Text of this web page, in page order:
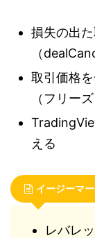
損失の出
（
取引価格
（フリー
える
イージーマ
レバレ